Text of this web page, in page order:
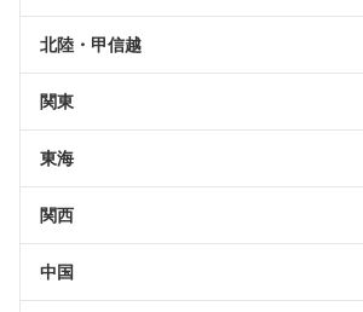
北陸・甲信越
関東
東海
関西
中国